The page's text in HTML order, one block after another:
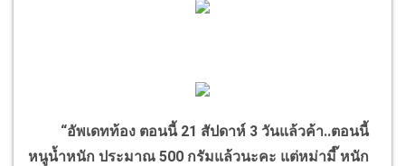
“อัพเดทท้อง ตอนนี้ 21 สัปดาห์ 3 วันแล้วค้า..ตอนนี้
หนูน้ำหนัก ประมาณ 500 กรัมแล้วนะคะ แต่หม่ามี๊ หนัก